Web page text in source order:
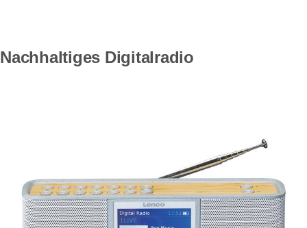
Nachhaltiges Digitalradio